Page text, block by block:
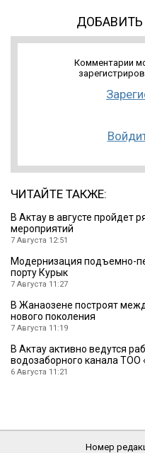
Комментарии
ЧИТАЙТЕ ТАКЖЕ:
В Актау в августе пройдет
мероприятий
7 Августа 12:51
Модернизация подъемно-
порту Курык
7 Августа 11:27
В Жанаозене построят
нового поколения
7 Августа 11:19
В Актау активно ведутся
водозаборного канала
6 Августа 11:21
Номер